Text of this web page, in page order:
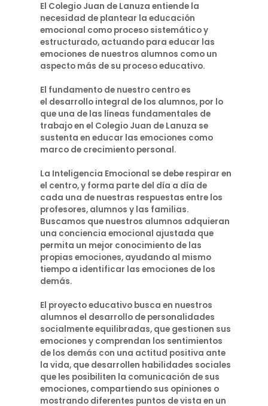
El Colegio Juan de Lanuza entiende la
necesidad de plantear la educación
emocional como proceso sistemático y
estructurado, actuando para educar las
emociones de nuestros alumnos como un
aspecto más de su proceso educativo.
El fundamento de nuestro centro es
el desarrollo integral de los alumnos, por lo
que una de las líneas fundamentales de
trabajo en el Colegio Juan de Lanuza se
sustenta en educar las emociones como
marco de crecimiento personal.
La Inteligencia Emocional se debe respirar en
el centro, y forma parte del día a día de
cada una de nuestras respuestas entre los
profesores, alumnos y las familias.
Buscamos que nuestros alumnos adquieran
una conciencia emocional ajustada que
permita un mejor conocimiento de las
propias emociones, ayudando al mismo
tiempo a identificar las emociones de los
demás.
El proyecto educativo busca en nuestros
alumnos el desarrollo de personalidades
socialmente equilibradas, que gestionen sus
emociones y comprendan los sentimientos
de los demás con una actitud positiva ante
la vida, que desarrollen habilidades sociales
que les posibiliten la comunicación de sus
emociones, compartiendo sus opiniones o
mostrando diferentes puntos de vista en un